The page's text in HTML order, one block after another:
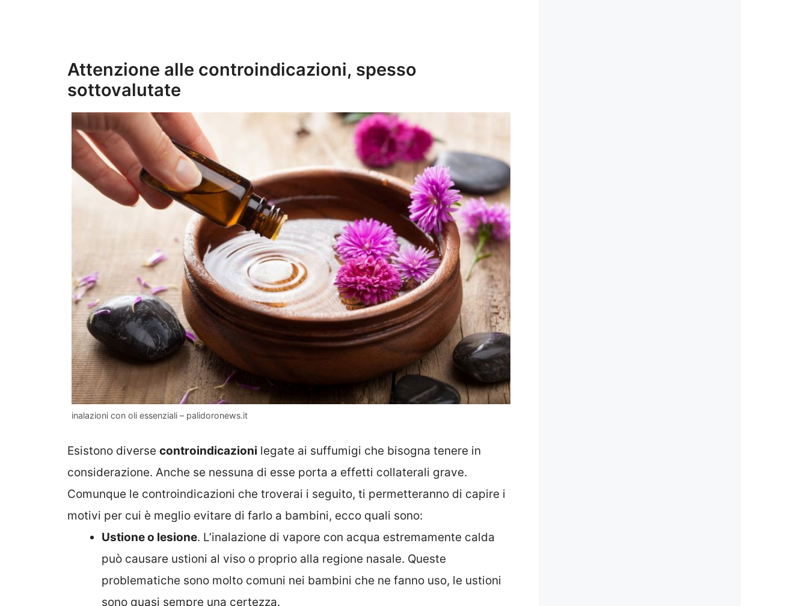
Attenzione alle controindicazioni, spesso
sottovalutate
inalazioni con oli essenziali – palidoronews.it
Esistono diverse controindicazioni legate ai suffumigi che bisogna tenere in
considerazione. Anche se nessuna di esse porta a effetti collaterali grave.
Comunque le controindicazioni che troverai i seguito, ti permetteranno di capire i
motivi per cui è meglio evitare di farlo a bambini, ecco quali sono:
Ustione o lesione. L’inalazione di vapore con acqua estremamente calda
può causare ustioni al viso o proprio alla regione nasale. Queste
problematiche sono molto comuni nei bambini che ne fanno uso, le ustioni
sono quasi sempre una certezza.